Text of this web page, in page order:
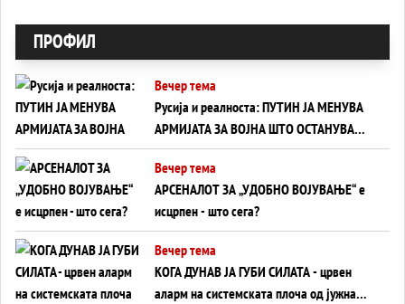
ПРОФИЛ
Вечер тема
Русија и реалноста: ПУТИН ЈА МЕНУВА
АРМИЈАТА ЗА ВОЈНА ШТО ОСТАНУВА
БЕЗ ФРОНТ
Вечер тема
АРСЕНАЛОТ ЗА „УДОБНО ВОЈУВАЊЕ“ е
исцрпен - што сега?
Вечер тема
КОГА ДУНАВ ЈА ГУБИ СИЛАТА - црвен
аларм на системската плоча од јужна